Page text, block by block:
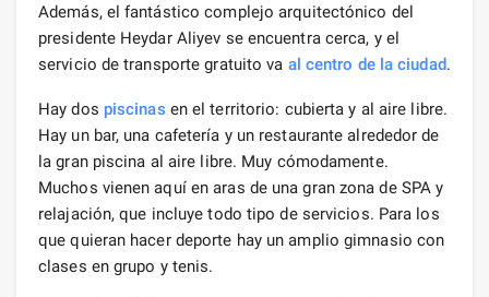
Además, el fantástico complejo arquitectónico del
presidente Heydar Aliyev se encuentra cerca, y el
servicio de transporte gratuito va al centro de la ciudad.
Hay dos piscinas en el territorio: cubierta y al aire libre.
Hay un bar, una cafetería y un restaurante alrededor de
la gran piscina al aire libre. Muy cómodamente.
Muchos vienen aquí en aras de una gran zona de SPA y
relajación, que incluye todo tipo de servicios. Para los
que quieran hacer deporte hay un amplio gimnasio con
clases en grupo y tenis.